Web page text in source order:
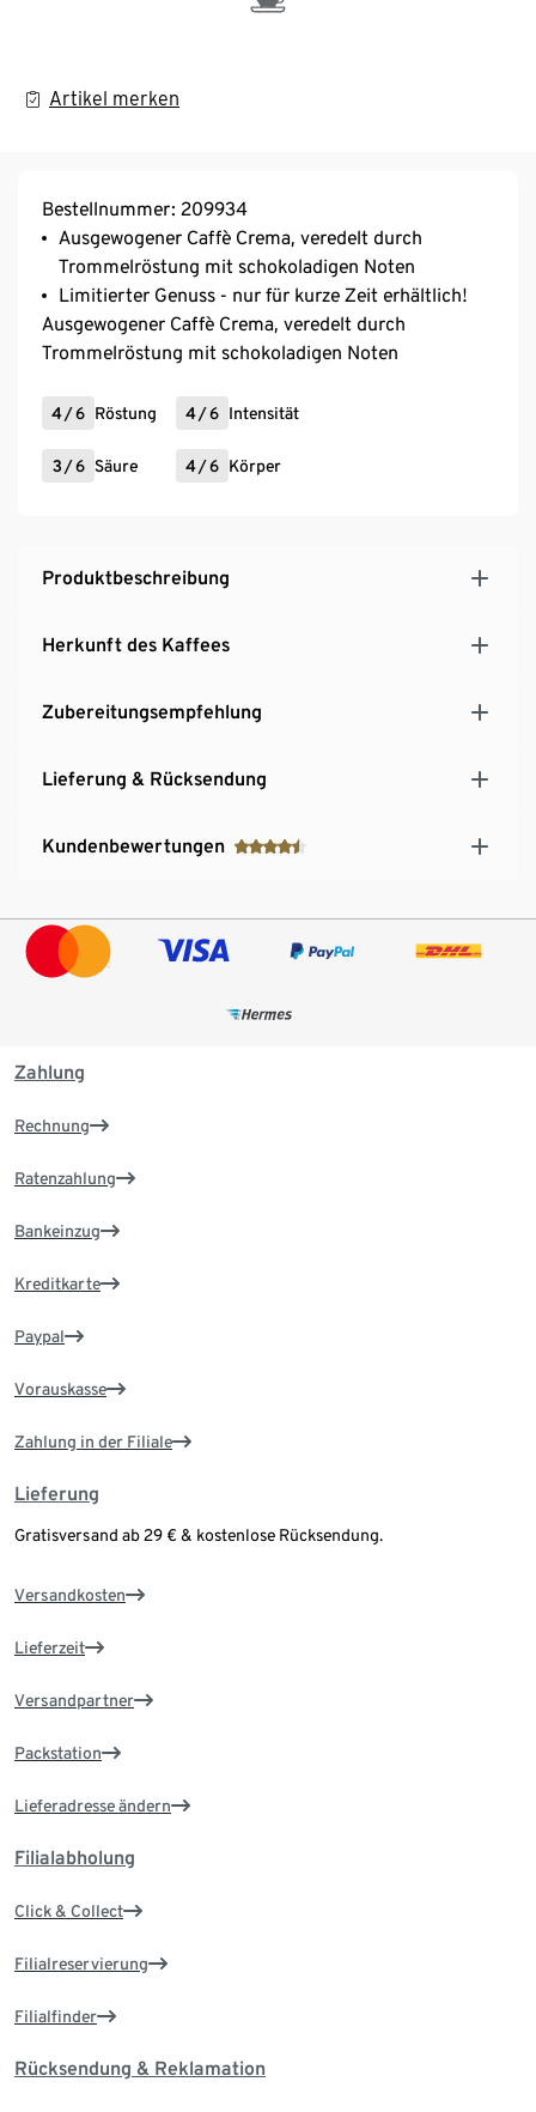
Artikel merken
Bestellnummer: 209934
Ausgewogener Caffè Crema, veredelt durch
Trommelröstung mit schokoladigen Noten
Limitierter Genuss - nur für kurze Zeit erhältlich!
Ausgewogener Caffè Crema, veredelt durch
Trommelröstung mit schokoladigen Noten
4/6 Röstung 4/6 Intensität
3 /6 Säure 4/6 Körper
Produktbeschreibung
Herkunft des Kaffees
Zubereitungsempfehlung
Lieferung & Rücksendung
Kundenbewertungen
Zahlung
Rechnung
Ratenzahlung
Bankeinzug
Kreditkarte
Paypal
Vorauskasse
Zahlung in der Filiale
Lieferung
Gratisversand ab 29 € & kostenlose Rücksendung.
Versandkosten
Lieferzeit
Versandpartner
Packstation
Lieferadresse ändern
Filialabholung
Click & Collect
Filialreservierung
Filialfinder
Rücksendung & Reklamation